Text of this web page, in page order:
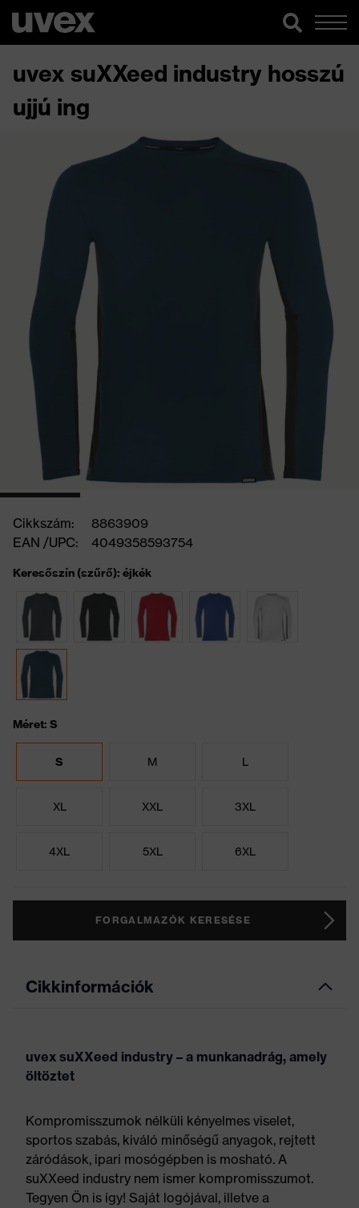
uvex suXXeed industry hosszú
ujjú ing
Cikkszám:
8863909
EAN /UPC:
4049358593754
Keresőszín (szűrő): éjkék
Méret: S
S M L
XL XXL 3XL
4XL 5XL 6XL
FORGALMAZÓK KERESÉSE
Cikkinformációk
uvex suXXeed industry – a munkanadrág, amely
öltöztet
Kompromisszumok nélküli kényelmes viselet,
sportos szabás, kiváló minőségű anyagok, rejtett
záródások, ipari mosógépben is mosható. A
suXXeed industry nem ismer kompromisszumot.
Tegyen Ön is így! Saját logójával, illetve a